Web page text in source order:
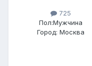
725
Пол:Мужчина
Город: Москва